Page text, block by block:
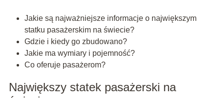
Jakie są najważniejsze informacje o największym
statku pasażerskim na świecie?
Gdzie i kiedy go zbudowano?
Jakie ma wymiary i pojemność?
Co oferuje pasażerom?
Największy statek pasażerski na